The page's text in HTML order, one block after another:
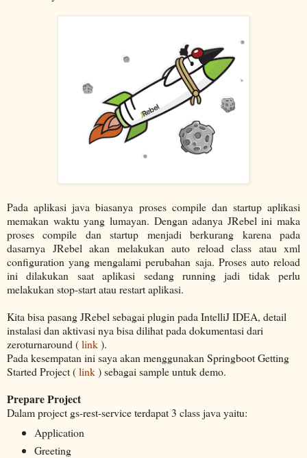
Pada aplikasi java biasanya proses compile dan startup aplikasi
memakan waktu yang lumayan. Dengan adanya JRebel ini maka
proses compile dan startup menjadi berkurang karena pada
dasarnya JRebel akan melakukan auto reload class atau xml
configuration yang mengalami perubahan saja. Proses auto reload
ini dilakukan saat aplikasi sedang running jadi tidak perlu
melakukan stop-start atau restart aplikasi.
Kita bisa pasang JRebel sebagai plugin pada IntelliJ IDEA, detail
instalasi dan aktivasi nya bisa dilihat pada dokumentasi dari
zeroturnaround (link).
Pada kesempatan ini saya akan menggunakan Springboot Getting
Started Project (link) sebagai sample untuk demo.
Prepare Project
Dalam project gs-rest-service terdapat 3 class java yaitu:
Application
Greeting